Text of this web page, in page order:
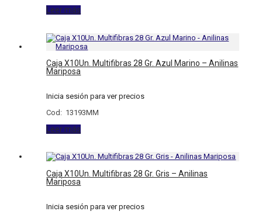
Leer más
Caja X10Un. Multifibras 28 Gr. Azul Marino – Anilinas
Mariposa
Inicia sesión para ver precios
Cod: 13193MM
Leer más
Caja X10Un. Multifibras 28 Gr. Gris – Anilinas
Mariposa
Inicia sesión para ver precios